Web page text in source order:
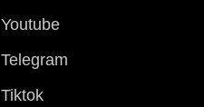
Youtube
Telegram
Tiktok